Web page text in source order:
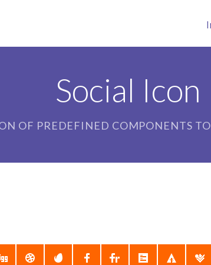
Social Icon
OF PREDEFINED COMPONENTS TO